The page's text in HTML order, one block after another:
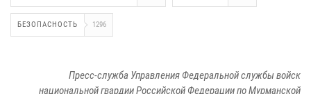
БЕЗОПАСНОСТЬ 1296
Пресс-служба Управления Федеральной службы войск
национальной гвардии Российской Федерации по Мурманской